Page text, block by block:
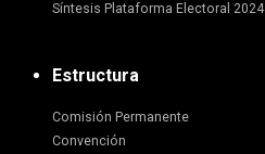
Síntesis Plataforma Electoral 2024
Estructura
Comisión Permanente
Convención